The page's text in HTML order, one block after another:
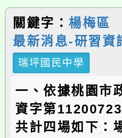
關鍵字： 楊梅區
最新消息-研習資
瑞坪國民中學
一、依據桃園市
資字第
共計四場如下：